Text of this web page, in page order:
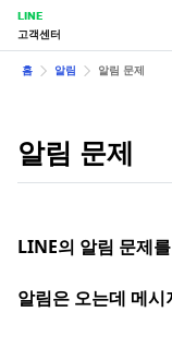
LINE
고객센터
홈 알림 알림 문제
알림 문제
LINE의 알림 문제
알림은 오는데 메